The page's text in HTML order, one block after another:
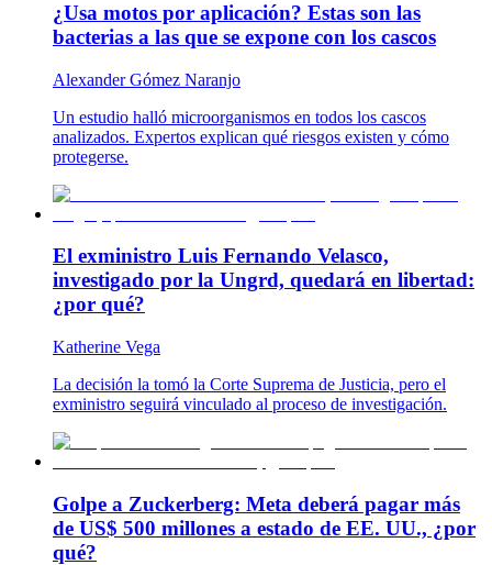
¿Usa motos por aplicación? Estas son las
bacterias a las que se expone con los cascos
Alexander Gómez Naranjo
Un estudio halló microorganismos en todos los cascos
analizados. Expertos explican qué riesgos existen y cómo
protegerse.
El exministro Luis Fernando Velasco,
investigado por la Ungrd, quedará en libertad:
¿por qué?
Katherine Vega
La decisión la tomó la Corte Suprema de Justicia, pero el
exministro seguirá vinculado al proceso de investigación.
Golpe a Zuckerberg: Meta deberá pagar más
de US$ 500 millones a estado de EE. UU., ¿por
qué?